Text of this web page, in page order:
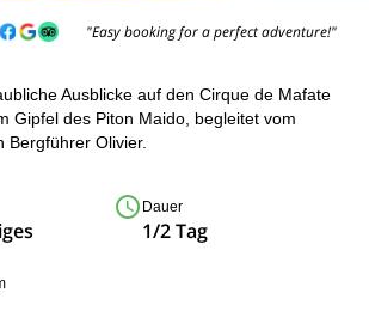
"Easy booking for a perfect adventure!"
Ausblicke auf den Cirque de Mafate
Gipfel des Piton Maido, begleitet vom
Bergführer Olivier.
Dauer
1/2 Tag